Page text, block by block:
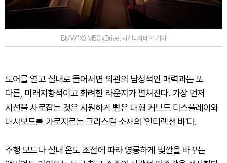
BMW 'X3 M50 xDrive'. 사진=최태인 기자
도어를 열고 실내로 들어서면 외관의 남성적인 매력과는 또
다른, 미래지향적이고 화려한 라운지가 펼쳐진다. 가장 먼저
시선을 사로잡는 것은 시원하게 뻗은 대형 커브드 디스플레이와
대시보드를 가로지르는 크리스털 소재의 '인터랙션 바'다.
주행 모드나 실내 온도 조절에 따라 영롱하게 빛깔을 바꾸는